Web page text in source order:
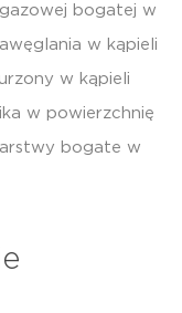
bogatej w
w kąpieli
w kąpieli
w powierzchnię
bogate w